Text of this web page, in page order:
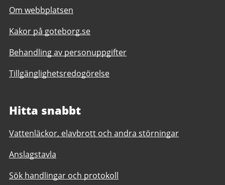
Om webbplatsen
Kakor på goteborg.se
Behandling av personuppgifter
Tillgänglighetsredogörelse
Hitta snabbt
Vattenläckor, elavbrott och andra störningar
Anslagstavla
Sök handlingar och protokoll